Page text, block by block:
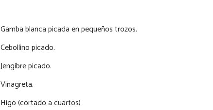
Gamba blanca picada en pequeños trozos.
Cebollino picado.
Jengibre picado.
Vinagreta.
Higo (cortado a cuartos)